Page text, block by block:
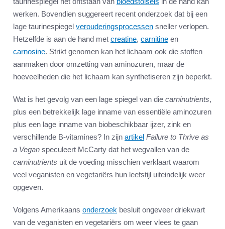
werken. Bovendien suggereert recent onderzoek dat bij een
lage taurinespiegel verouderingsprocessen sneller verlopen.
Hetzelfde is aan de hand met creatine, carnitine en
carnosine. Strikt genomen kan het lichaam ook die stoffen
aanmaken door omzetting van aminozuren, maar de
hoeveelheden die het lichaam kan synthetiseren zijn beperkt.
Wat is het gevolg van een lage spiegel van die carninutrients,
plus een betrekkelijk lage inname van essentiële aminozuren
plus een lage inname van biobeschikbaar ijzer, zink en
verschillende B-vitamines? In zijn artikel Failure to Thrive as
a Vegan speculeert McCarty dat het wegvallen van de
carninutrients uit de voeding misschien verklaart waarom
veel veganisten en vegetariërs hun leefstijl uiteindelijk weer
opgeven.
Volgens Amerikaans onderzoek besluit ongeveer driekwart
van de veganisten en vegetariërs om weer vlees te gaan